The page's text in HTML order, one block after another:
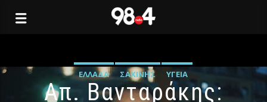
ΕΛΛΆΔΑ ΣΑΧΊΝΗΣ ΥΓΕΊΑ
Απ. Βανταράκης: